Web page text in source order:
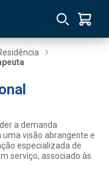
a demanda
visão abrangente e
especializada de
serviço, associado às